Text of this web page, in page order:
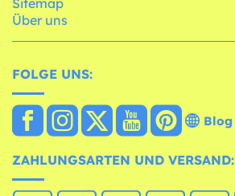
Sitemap
Über uns
FOLGE UNS:
Blog
ZAHLUNGSARTEN UND VERSAND: